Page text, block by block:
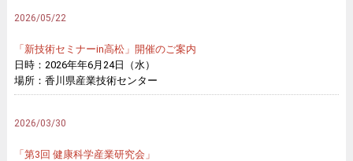
2026/05/22
「新技術セミナーin高松」開催のご案内
日時：2026年年6月24日（水）
場所：香川県産業技術センター
2026/03/30
「第3回 健康科学産業研究会」